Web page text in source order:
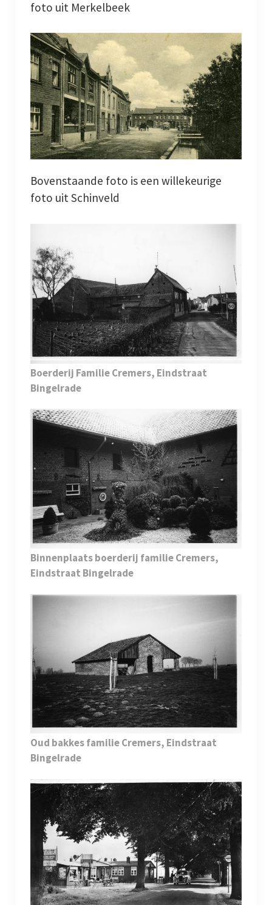
foto uit Merkelbeek
Bovenstaande foto is een willekeurige
foto uit Schinveld
Boerderij Familie Cremers, Eindstraat
Bingelrade
Binnenplaats boerderij familie Cremers,
Eindstraat Bingelrade
Oud bakkes familie Cremers, Eindstraat
Bingelrade